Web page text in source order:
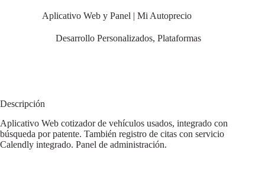
Aplicativo Web y Panel | Mi Autoprecio
Desarrollo Personalizados,Plataformas
Descripción
Aplicativo Web cotizador de vehículos usados, integrado con
búsqueda por patente. También registro de citas con servicio
Calendly integrado. Panel de administración.